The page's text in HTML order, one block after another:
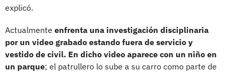
explicó.
Actualmente enfrenta una investigación disciplinaria
por un video grabado estando fuera de servicio y
vestido de civil. En dicho video aparece con un niño en
un parque; el patrullero lo sube a su carro como parte de